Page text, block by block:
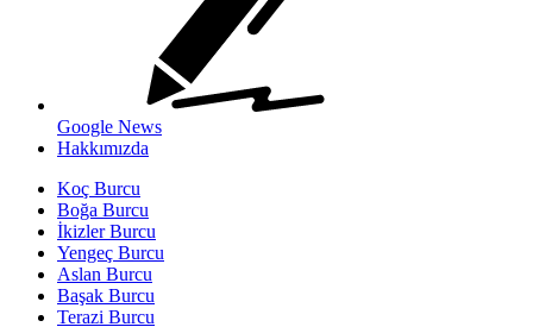
Google News
Hakkımızda
Koç Burcu
Boğa Burcu
İkizler Burcu
Yengeç Burcu
Aslan Burcu
Başak Burcu
Terazi Burcu